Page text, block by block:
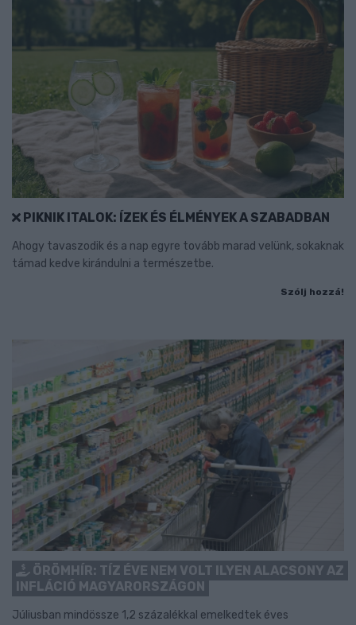
PIKNIK ITALOK: ÍZEK ÉS ÉLMÉNYEK A SZABADBAN
Ahogy tavaszodik és a nap egyre tovább marad velünk, sokaknak
támad kedve kirándulni a természetbe.
Szólj hozzá!
ÖRÖMHÍR: TÍZ ÉVE NEM VOLT ILYEN ALACSONY AZ
INFLÁCIÓ MAGYARORSZÁGON
Júliusban mindössze 1,2 százalékkal emelkedtek éves